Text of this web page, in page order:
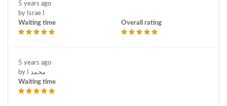
5 years ago
by Israe I
Waiting time
Overall rating
5 years ago
by محمد ا
Waiting time